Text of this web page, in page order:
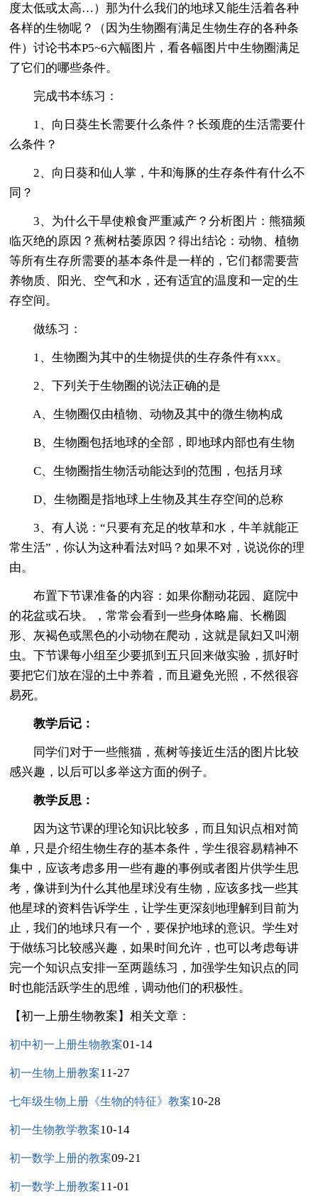
度太低或太高…）那为什么我们的地球又能生活着各种
各样的生物呢？（因为生物圈有满足生物生存的各种条
件）讨论书本P5~6六幅图片，看各幅图片中生物圈满足
了它们的哪些条件。
完成书本练习：
1、向日葵生长需要什么条件？长颈鹿的生活需要什
么条件？
2、向日葵和仙人掌，牛和海豚的生存条件有什么不
同？
3、为什么干旱使粮食严重减产？分析图片：熊猫频
临灭绝的原因？蕉树枯萎原因？得出结论：动物、植物
等所有生存所需要的基本条件是一样的，它们都需要营
养物质、阳光、空气和水，还有适宜的温度和一定的生
存空间。
做练习：
1、生物圈为其中的生物提供的生存条件有xxx。
2、下列关于生物圈的说法正确的是
A、生物圈仅由植物、动物及其中的微生物构成
B、生物圈包括地球的全部，即地球内部也有生物
C、生物圈指生物活动能达到的范围，包括月球
D、生物圈是指地球上生物及其生存空间的总称
3、有人说：“只要有充足的牧草和水，牛羊就能正
常生活”，你认为这种看法对吗？如果不对，说说你的理
由。
布置下节课准备的内容：如果你翻动花园、庭院中
的花盆或石块。，常常会看到一些身体略扁、长椭圆
形、灰褐色或黑色的小动物在爬动，这就是鼠妇又叫潮
虫。下节课每小组至少要抓到五只回来做实验，抓好时
要把它们放在湿的土中养着，而且避免光照，不然很容
易死。
教学后记：
同学们对于一些熊猫，蕉树等接近生活的图片比较
感兴趣，以后可以多举这方面的例子。
教学反思：
因为这节课的理论知识比较多，而且知识点相对简
单，只是介绍生物生存的基本条件，学生很容易精神不
集中，应该考虑多用一些有趣的事例或者图片供学生思
考，像讲到为什么其他星球没有生物，应该多找一些其
他星球的资料告诉学生，让学生更深刻地理解到目前为
止，我们的地球只有一个，要保护地球的意识。学生对
于做练习比较感兴趣，如果时间允许，也可以考虑每讲
完一个知识点安排一至两题练习，加强学生知识点的同
时也能活跃学生的思维，调动他们的积极性。
【初一上册生物教案】相关文章：
初中初一上册生物教案01-14
初一生物上册教案11-27
七年级生物上册《生物的特征》教案10-28
初一生物教学教案10-14
初一数学上册的教案09-21
初一数学上册教案11-01